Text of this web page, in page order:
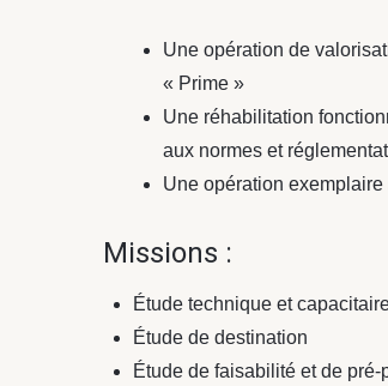
Une opération de
« Prime »
Une réhabilitation
aux normes et
Une opération
Missions :
Étude technique et
Étude de destination
Étude de faisabilité et de pré-